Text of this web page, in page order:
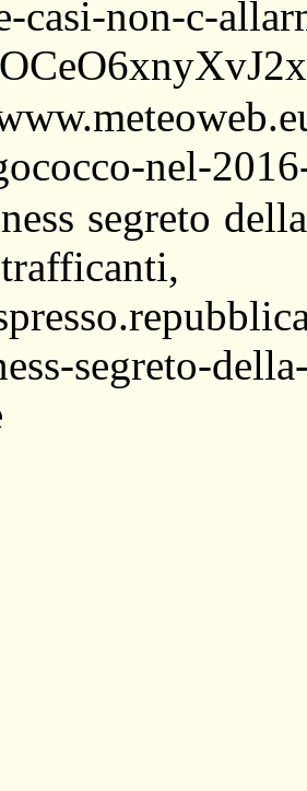
casi-non-c-
nel-
segreto
segreto-